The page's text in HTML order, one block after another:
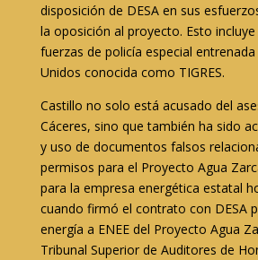
disposición de DESA en sus
la oposición al proyecto. Esto
fuerzas de policía especial
Unidos conocida como TIGRES.
Castillo no solo está acusado del
Cáceres, sino que también ha sido
y uso de documentos falsos
permisos para el Proyecto Agua
para la empresa energética estatal
cuando firmó el contrato con DESA
energía a ENEE del Proyecto Agua
Tribunal Superior de Auditores de